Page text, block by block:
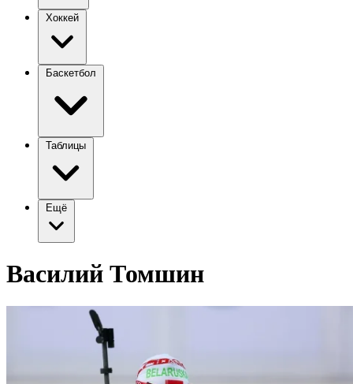
Хоккей
Баскетбол
Таблицы
Ещё
Василий Томшин